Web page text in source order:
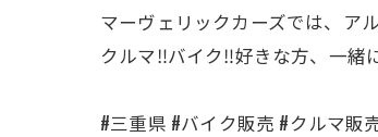
マーヴェリックカーズでは、ア
クルマ‼️バイク‼️好きな方、一緒
#三重県 #バイク販売 #クルマ販